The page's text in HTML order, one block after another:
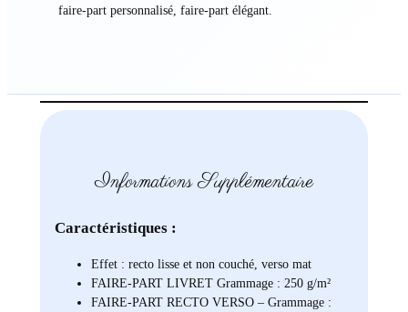
faire-part personnalisé, faire-part élégant.
Informations Supplémentaire
Caractéristiques :
Effet : recto lisse et non couché, verso mat
FAIRE-PART LIVRET Grammage : 250 g/m²
FAIRE-PART RECTO VERSO – Grammage :